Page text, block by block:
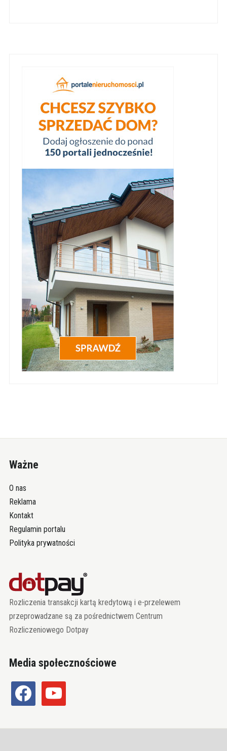
Ważne
O nas
Reklama
Kontakt
Regulamin portalu
Polityka prywatności
Rozliczenia transakcji kartą kredytową i e-przelewem
przeprowadzane są za pośrednictwem Centrum
Rozliczeniowego Dotpay
Media społecznościowe
facebook youtube